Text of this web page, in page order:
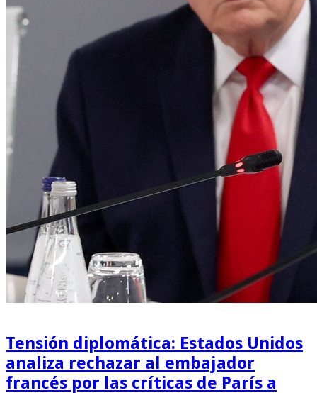
Tensión diplomática: Estados Unidos
analiza rechazar al embajador
francés por las críticas de París a